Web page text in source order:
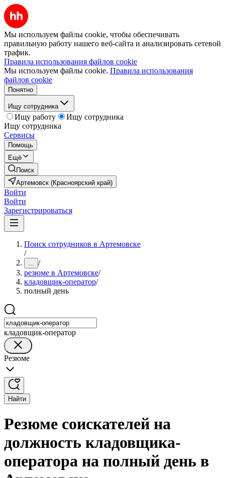
Мы используем файлы cookie, чтобы обеспечивать
правильную работу нашего веб-сайта и анализировать сетевой
трафик.
Правила использования файлов cookie
Мы используем файлы cookie. Правила использования
файлов cookie
Понятно
Ищу сотрудника
Ищу работу
Ищу сотрудника
Ищу сотрудника
Сервисы
Помощь
Ещё
Поиск
Артемовск (Красноярский край)
Войти
Войти
Зарегистрироваться
Поиск сотрудников в Артемовске
/
... /
резюме в Артемовске/
кладовщик-оператор/
полный день
кладовщик-оператор
Резюме
Найти
Резюме соискателей на
должность кладовщика-
оператора на полный день в